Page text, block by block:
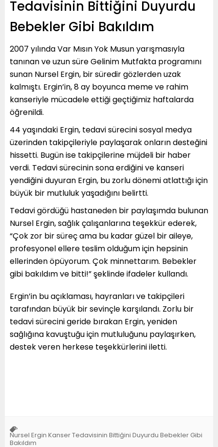
Tedavisinin Bittiğini Duyurdu
Bebekler Gibi Bakıldım
2007 yılında Var Mısın Yok Musun yarışmasıyla
tanınan ve uzun süre Gelinim Mutfakta programını
sunan Nursel Ergin, bir süredir gözlerden uzak
kalmıştı. Ergin’in, 8 ay boyunca meme ve rahim
kanseriyle mücadele ettiği geçtiğimiz haftalarda
öğrenildi.
44 yaşındaki Ergin, tedavi sürecini sosyal medya
üzerinden takipçileriyle paylaşarak onların desteğini
hissetti. Bugün ise takipçilerine müjdeli bir haber
verdi. Tedavi sürecinin sona erdiğini ve kanseri
yendiğini duyuran Ergin, bu zorlu dönemi atlattığı için
büyük bir mutluluk yaşadığını belirtti.
Tedavi gördüğü hastaneden bir paylaşımda bulunan
Nursel Ergin, sağlık çalışanlarına teşekkür ederek,
“Çok zor bir süreç ama bu kadar güzel bir aileye,
profesyonel ellere teslim olduğum için hepsinin
ellerinden öpüyorum. Çok minnettarım. Bebekler
gibi bakıldım ve bitti!” şeklinde ifadeler kullandı.
Ergin’in bu açıklaması, hayranları ve takipçileri
tarafından büyük bir sevinçle karşılandı. Zorlu bir
tedavi sürecini geride bırakan Ergin, yeniden
sağlığına kavuştuğu için mutluluğunu paylaşırken,
destek veren herkese teşekkürlerini iletti.
Nursel Ergin Kanser Tedavisinin Bittiğini Duyurdu Bebekler Gibi
Bakıldım